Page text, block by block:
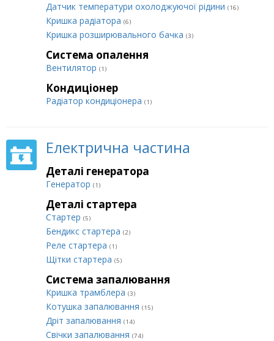
Датчик температури охолоджуючої рідини (16)
Кришка радіатора (6)
Кришка розширювального бачка (3)
Система опалення
Вентилятор (1)
Кондиціонер
Радіатор кондиціонера (1)
Електрична частина
Деталі генератора
Генератор (1)
Деталі стартера
Стартер (5)
Бендикс стартера (2)
Реле стартера (1)
Щітки стартера (5)
Система запалювання
Кришка трамблера (3)
Котушка запалювання (15)
Дріт запалювання (14)
Свічки запалювання (74)